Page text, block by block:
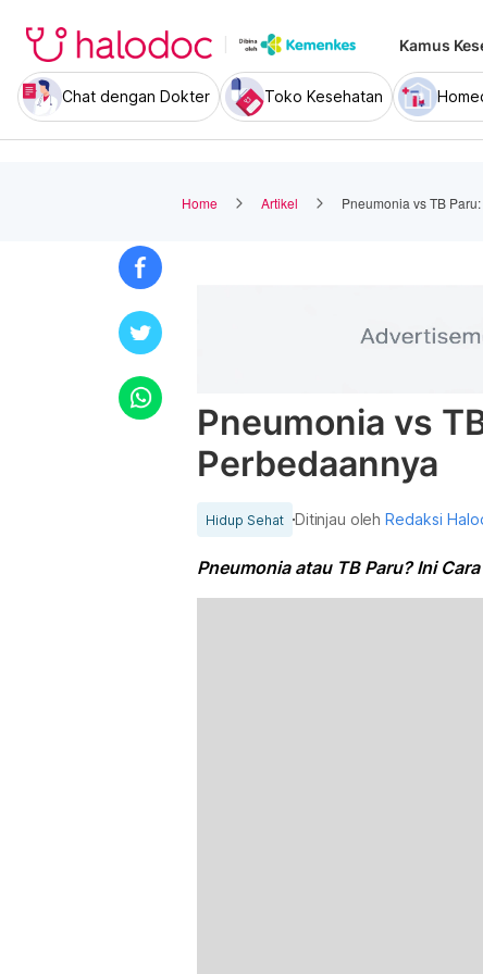
Kamus
Chat dengan Dokter Toko Kesehatan
Home Artikel Pneumonia vs TB
Pneumonia vs
Perbedaannya
Hidup Sehat Ditinjau olehRedaksi
Pneumonia atau TB Paru? Ini